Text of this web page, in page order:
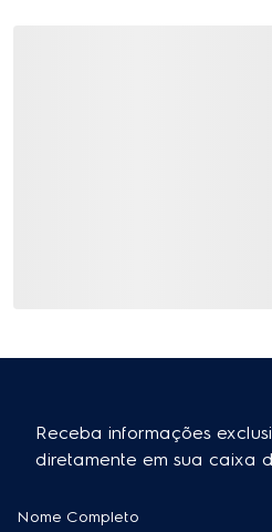
Receba informações
diretamente em sua caixa
Nome Completo